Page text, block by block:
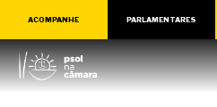
ACOMPANHE PARLAMENTARES